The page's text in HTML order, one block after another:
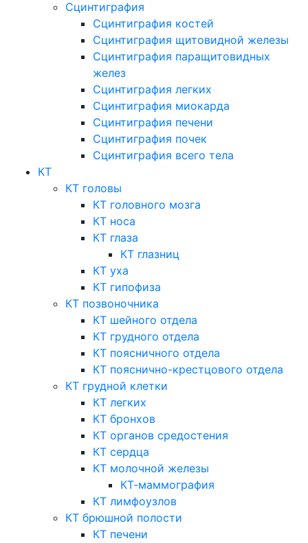
Сцинтиграфия
Сцинтиграфия костей
Сцинтиграфия щитовидной железы
Сцинтиграфия паращитовидных
желез
Сцинтиграфия легких
Сцинтиграфия миокарда
Сцинтиграфия печени
Сцинтиграфия почек
Сцинтиграфия всего тела
КТ
КТ головы
КТ головного мозга
КТ носа
КТ глаза
КТ глазниц
КТ уха
КТ гипофиза
КТ позвоночника
КТ шейного отдела
КТ грудного отдела
КТ поясничного отдела
КТ пояснично-крестцового отдела
КТ грудной клетки
КТ легких
КТ бронхов
КТ органов средостения
КТ сердца
КТ молочной железы
КТ-маммография
КТ лимфоузлов
КТ брюшной полости
КТ печени